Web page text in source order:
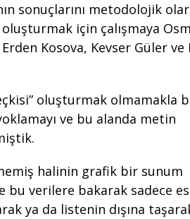
sonuçlarını metodolojik
için çalışmaya
Kosova, Kevser Güler ve
oluşturmak olmamakla
ve bu alanda metin
halinin grafik bir sunum
bu verilere bakarak sadece
ya da listenin dışına